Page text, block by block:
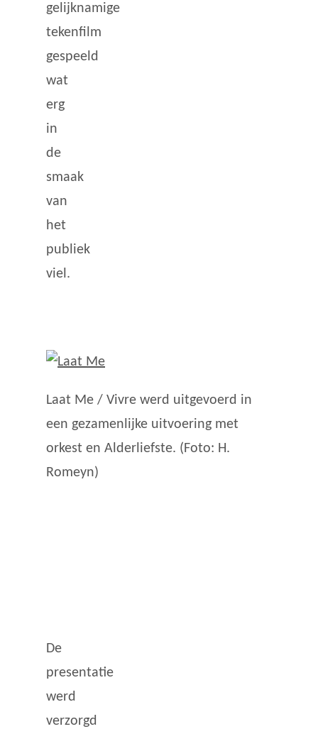
gelijknamige
tekenfilm
gespeeld
wat
erg
in
de
smaak
van
het
publiek
viel.
Laat Me / Vivre werd uitgevoerd in
een gezamenlijke uitvoering met
orkest en Alderliefste. (Foto: H.
Romeyn)
De
presentatie
werd
verzorgd